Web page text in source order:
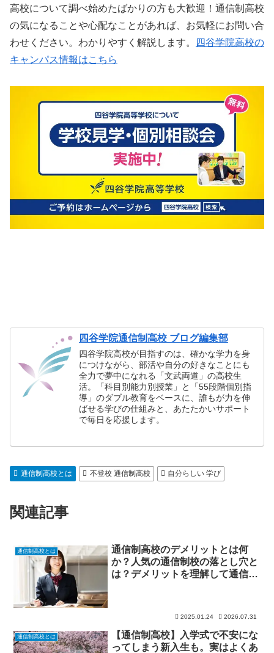
高校について調べ始めたばかりの方も大歓迎！通信制高校
の気になることや心配なことがあれば、お気軽にお問い合
わせください。わかりやすく解説します。
四谷学院高校の
キャンパス情報はこちら
四谷学院通信制高校 ブログ編集部
四谷学院高校が目指すのは、確かな学力を身
につけながら、部活や自分の好きなことにも
全力で夢中になれる「文武両道」の高校生
活。「科目別能力別授業」と「55段階個別指
導」のダブル教育をベースに、誰もが力を伸
ばせる学びの仕組みと、あたたかいサポート
で毎日を応援します。
通信制高校とは 不登校 通信制高校 自分らしい 学び
関連記事
通信制高校とは
通信制高校のデメリットとは何
か？人気の通信制校の落とし穴と
は？デメリットを理解して通信制
2025.01.24 2026.07.31
通信制高校とは
【通信制高校】入学式で不安にな
ってしまう新入生も。実はよくあ